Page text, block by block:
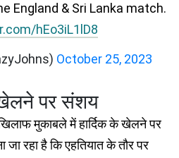
England & Sri Lanka match.
hEo3iL1lD8
October 25, 2023
पर संशय
मुकाबले में हार्दिक के खेलने पर
रहा है कि एहतियात के तौर पर